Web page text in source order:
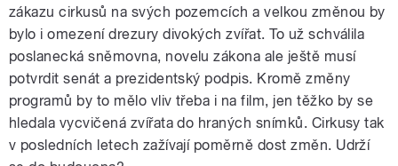
zákazu cirkusů na svých pozemcích a velkou změnou by
bylo i omezení drezury divokých zvířat. To už schválila
poslanecká sněmovna, novelu zákona ale ještě musí
potvrdit senát a prezidentský podpis. Kromě změny
programů by to mělo vliv třeba i na film, jen těžko by se
hledala vycvičená zvířata do hraných snímků. Cirkusy tak
v posledních letech zažívají poměrně dost změn. Udrží